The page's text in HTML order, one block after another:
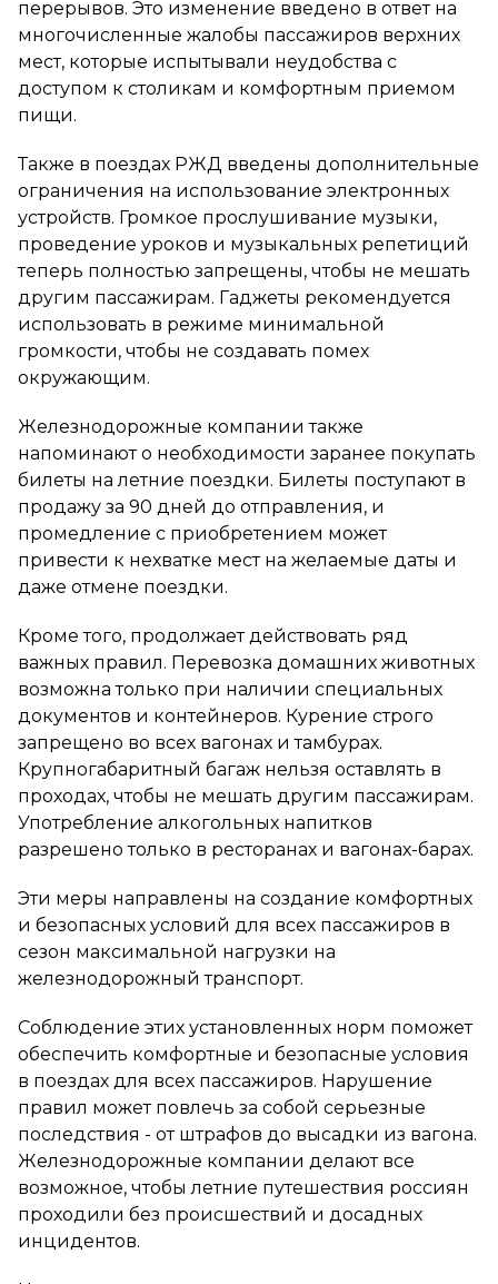
перерывов. Это изменение введено в ответ на
многочисленные жалобы пассажиров верхних
мест, которые испытывали неудобства с
доступом к столикам и комфортным приемом
пищи.
Также в поездах РЖД введены дополнительные
ограничения на использование электронных
устройств. Громкое прослушивание музыки,
проведение уроков и музыкальных репетиций
теперь полностью запрещены, чтобы не мешать
другим пассажирам. Гаджеты рекомендуется
использовать в режиме минимальной
громкости, чтобы не создавать помех
окружающим.
Железнодорожные компании также
напоминают о необходимости заранее покупать
билеты на летние поездки. Билеты поступают в
продажу за 90 дней до отправления, и
промедление с приобретением может
привести к нехватке мест на желаемые даты и
даже отмене поездки.
Кроме того, продолжает действовать ряд
важных правил. Перевозка домашних животных
возможна только при наличии специальных
документов и контейнеров. Курение строго
запрещено во всех вагонах и тамбурах.
Крупногабаритный багаж нельзя оставлять в
проходах, чтобы не мешать другим пассажирам.
Употребление алкогольных напитков
разрешено только в ресторанах и вагонах-барах.
Эти меры направлены на создание комфортных
и безопасных условий для всех пассажиров в
сезон максимальной нагрузки на
железнодорожный транспорт.
Соблюдение этих установленных норм поможет
обеспечить комфортные и безопасные условия
в поездах для всех пассажиров. Нарушение
правил может повлечь за собой серьезные
последствия - от штрафов до высадки из вагона.
Железнодорожные компании делают все
возможное, чтобы летние путешествия россиян
проходили без происшествий и досадных
инцидентов.